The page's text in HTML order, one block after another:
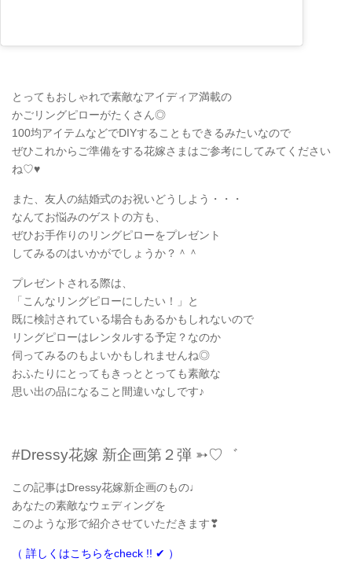
とってもおしゃれで素敵なアイディア満載の
かごリングピローがたくさん◎
100均アイテムなどでDIYすることもできるみたいなので
ぜひこれからご準備をする花嫁さまはご参考にしてみてください
ね♡♥
また、友人の結婚式のお祝いどうしよう・・・
なんてお悩みのゲストの方も、
ぜひお手作りのリングピローをプレゼント
してみるのはいかがでしょうか？＾＾
プレゼントされる際は、
「こんなリングピローにしたい！」と
既に検討されている場合もあるかもしれないので
リングピローはレンタルする予定？なのか
伺ってみるのもよいかもしれませんね◎
おふたりにとってもきっととっても素敵な
思い出の品になること間違いなしです♪
#Dressy花嫁 新企画第２弾 ➳♡゛
この記事はDressy花嫁新企画のもの♩
あなたの素敵なウェディングを
このような形で紹介させていただきます❣
（ 詳しくはこちらをcheck !! ✔︎ ）